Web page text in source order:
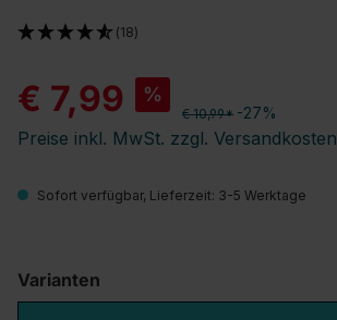
€ 7,99 %
€ 10,99* -27%
Preise inkl. MwSt. zzgl. Versandkosten
(18)
Sofort verfügbar, Lieferzeit: 3-5 Werktage
Varianten